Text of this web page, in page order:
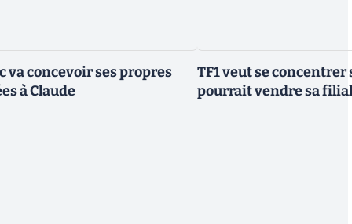
va concevoir ses propres
à Claude
TF1 veut se
pourrait vendre sa